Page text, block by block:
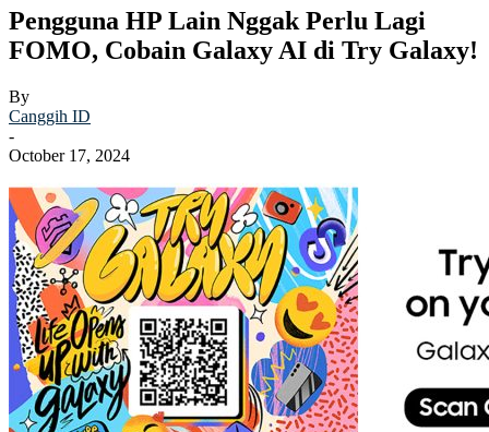
Pengguna HP Lain Nggak Perlu Lagi
FOMO, Cobain Galaxy AI di Try Galaxy!
By
Canggih ID
-
October 17, 2024